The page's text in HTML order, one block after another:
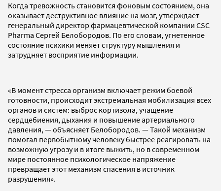
Когда тревожность становится фоновым состоянием, она
оказывает деструктивное влияние на мозг, утверждает
генеральный директор фармацевтической компании CSC
Pharma Сергей Белобородов. По его словам, угнетенное
состояние психики меняет структуру мышления и
затрудняет восприятие информации.
«В момент стресса организм включает режим боевой
готовности, происходит экстремальная мобилизация всех
органов и систем: выброс кортизола, учащение
сердцебиения, дыхания и повышение артериального
давления, — объясняет Белобородов. — Такой механизм
помогал первобытному человеку быстрее реагировать на
возможную угрозу и в итоге выжить, но в современном
мире постоянное психологическое напряжение
превращает этот механизм спасения в источник
разрушения».